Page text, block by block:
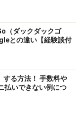
いましたが、さ
することになっ
です。
取り込む機能も
アプリから
」であって、そ
。
（ダックダックゴ
との違い【経験談付
る方法！ 手数料や
払いできない例につ